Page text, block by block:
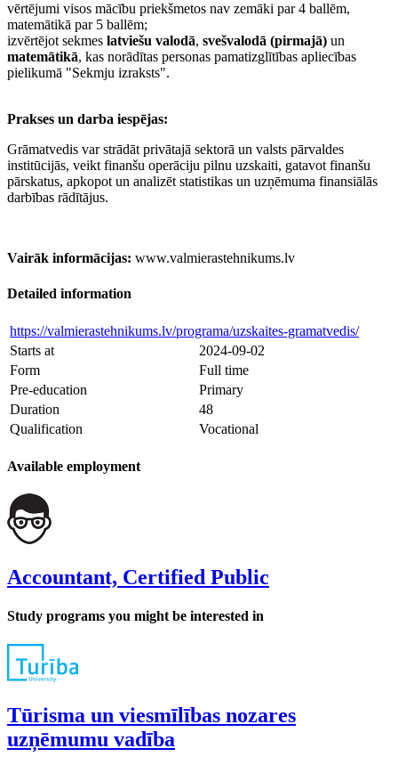
vērtējumi visos mācību priekšmetos nav zemāki par 4 ballēm,
matemātikā par 5 ballēm;
izvērtējot sekmes latviešu valodā, svešvalodā (pirmajā) un
matemātikā, kas norādītas personas pamatizglītības apliecības
pielikumā "Sekmju izraksts".
Prakses un darba iespējas:
Grāmatvedis var strādāt privātajā sektorā un valsts pārvaldes
institūcijās, veikt finanšu operāciju pilnu uzskaiti, gatavot finanšu
pārskatus, apkopot un analizēt statistikas un uzņēmuma finansiālās
darbības rādītājus.
Vairāk informācijas: www.valmierastehnikums.lv
Detailed information
https://valmierastehnikums.lv/programa/uzskaites-gramatvedis/
Starts at
2024-09-02
Form
Full time
Pre-education
Primary
Duration
48
Qualification
Vocational
Available employment
Accountant, Certified Public
Study programs you might be interested in
Tūrisma un viesmīlības nozares
uzņēmumu vadība